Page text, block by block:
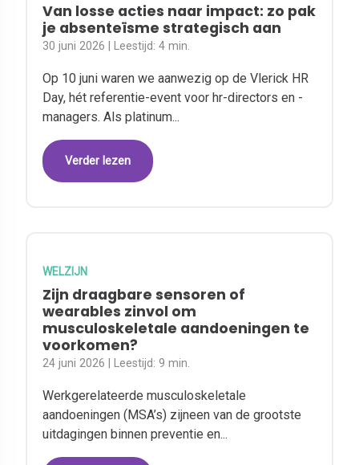
Van losse acties naar impact: zo pak
je absenteïsme strategisch aan
30 juni 2026 | Leestijd:4 min.
Op 10 juni waren we aanwezig op de Vlerick HR
Day, hét referentie-event voor hr-directors en -
managers. Als platinum...
Verder lezen
WELZIJN
Zijn draagbare sensoren of
wearables zinvol om
musculoskeletale aandoeningen te
voorkomen?
24 juni 2026 | Leestijd:9 min.
Werkgerelateerde musculoskeletale
aandoeningen (MSA’s) zijneen van de grootste
uitdagingen binnen preventie en...